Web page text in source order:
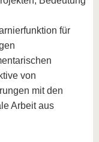
für
von
mit den
Arbeit aus